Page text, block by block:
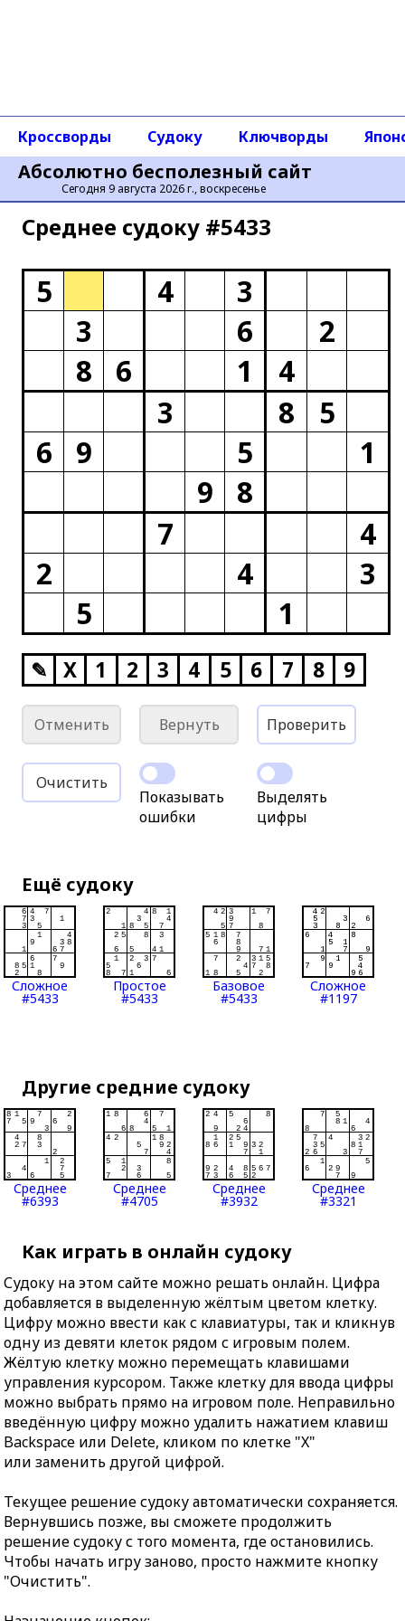
Абсолютно бесполезный сайт
Сегодня 9 августа 2026 г., воскресенье
Кроссворды Судоку Ключворды
Среднее cудоку #5433
5 4
3
3
6
2
8
6 1
4
3
8
5
6
9 5
1
9
8
7
4
2
4
3
5
1
✎ X 1 2 3 4 5 6 7 8 9
Отменить Вернуть Проверить
Очистить
Показывать
ошибки
Выделять
цифры
Ещё судоку
Сложное
#5433
Простое
#5433
Базовое
#5433
Сложное
#1197
Другие средние судоку
Среднее
#6393
Среднее
#4705
Среднее
#3932
Среднее
#3321
Как играть в онлайн судоку
Судоку на этом сайте можно решать онлайн. Цифра
добавляется в выделенную жёлтым цветом клетку.
Цифру можно ввести как с клавиатуры, так и кликнув
одну из девяти клеток рядом с игровым полем.
Жёлтую клетку можно перемещать клавишами
управления курсором. Также клетку для ввода цифры
можно выбрать прямо на игровом поле. Неправильно
введённую цифру можно удалить нажатием клавиш
Backspace или Delete, кликом по клетке "X"
или заменить другой цифрой.
Текущее решение судоку автоматически сохраняется.
Вернувшись позже, вы сможете продолжить
решение судоку с того момента, где остановились.
Чтобы начать игру заново, просто нажмите кнопку
"Очистить".